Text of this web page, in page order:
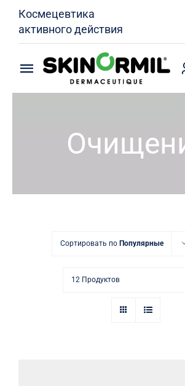
content
Космецевтика
активного действия
Toggle
Navigation
Кожа без акне
Специалисты
Купить в аптеке
Сортировать по Популярные
12 Продуктов